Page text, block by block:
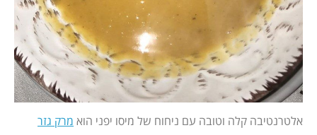
אלטרנטיבה קלה וטובה עם ניחוח של מיסו יפני הוא מרק גזר